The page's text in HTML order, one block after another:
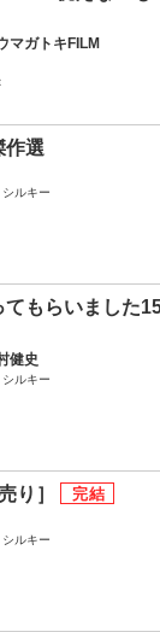
マガトキFILM
作選
ルキー
もらいました
健史
ルキー
り］
ルキー